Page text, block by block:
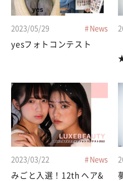
2023/05/29 News
yesフォトコンテスト
2023/03/22 News
みごと入選！12th ヘア&